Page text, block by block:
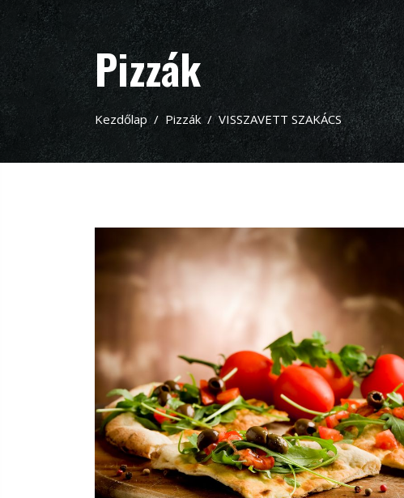
Pizzák
Kezdőlap Pizzák VISSZAVETT SZAKÁCS